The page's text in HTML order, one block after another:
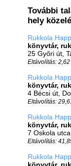
További
hely
Rukkola
könyvtár,
25 Győri út,
Eltávolítás: 2,62
Rukkola
könyvtár,
4 Bécsi út,
Eltávolítás:
Rukkola
könyvtár,
7 Oskola
Eltávolítás:
Rukkola